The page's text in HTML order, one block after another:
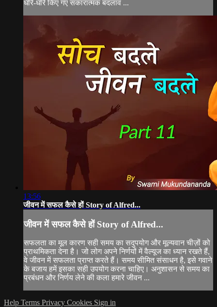
धीरे-धीरे किए गए सकारात्मक बदलाव ...
13:56
जीवन में सफल कैसे हों Story of Alfred...
जीवन में सफल कैसे हों Story of Alfred...
सफलता का मूल कारण सही समय का सदुपयोग और मूल्यवान चीज़ों को
प्राथमिकता देना है। जो लोग अपने निर्णयों में वैल्यूज का ध्यान रखते हैं,
वे जीवन में सफलता प्राप्त करते हैं। समय सीमित संसाधन है, इसे गवाने
के बजाय हमें इसका सही उपयोग करना चाहिए। अनुशासन से समय का
प्रबंधन और निर्णय लेने की कला हमारे जीवन ...
Help Terms Privacy Cookies Sign in